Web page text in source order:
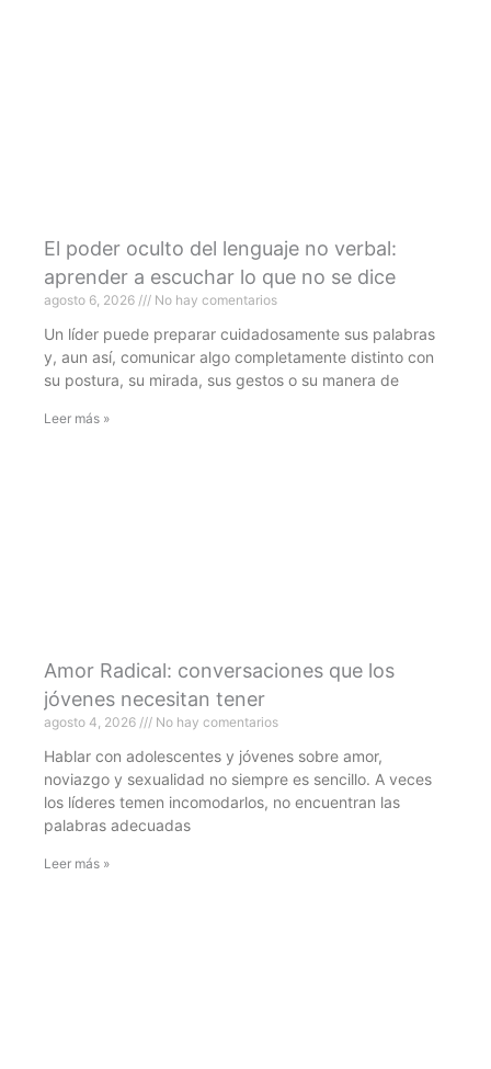
El poder oculto del lenguaje no verbal:
aprender a escuchar lo que no se dice
agosto 6, 2026 No hay comentarios
Un líder puede preparar cuidadosamente sus palabras
y, aun así, comunicar algo completamente distinto con
su postura, su mirada, sus gestos o su manera de
Leer más »
Amor Radical: conversaciones que los
jóvenes necesitan tener
agosto 4, 2026 No hay comentarios
Hablar con adolescentes y jóvenes sobre amor,
noviazgo y sexualidad no siempre es sencillo. A veces
los líderes temen incomodarlos, no encuentran las
palabras adecuadas
Leer más »